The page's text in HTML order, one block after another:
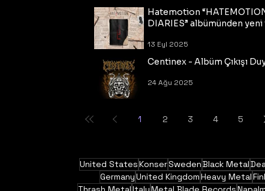
Hatemotion
DIARIES” albümünden
13 Eyl 2025
Centinex - Albüm Çıkışı
24 Ağu 2025
1 2 3 4 5
United StatesKonserSwedenBlack Metal
GermanyUnited KingdomHeavy Metal